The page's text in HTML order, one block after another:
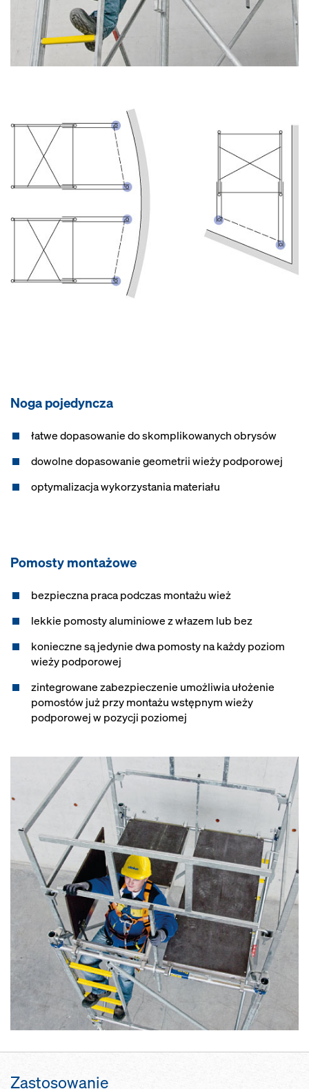
Noga pojedyncza
łatwe dopasowanie do skomplikowanych obrysów
dowolne dopasowanie geometrii wieży podporowej
optymalizacja wykorzystania materiału
Pomosty montażowe
bezpieczna praca podczas montażu wież
lekkie pomosty aluminiowe z włazem lub bez
konieczne są jedynie dwa pomosty na każdy poziom
wieży podporowej
zintegrowane zabezpieczenie umożliwia ułożenie
pomostów już przy montażu wstępnym wieży
podporowej w pozycji poziomej
Zastosowanie